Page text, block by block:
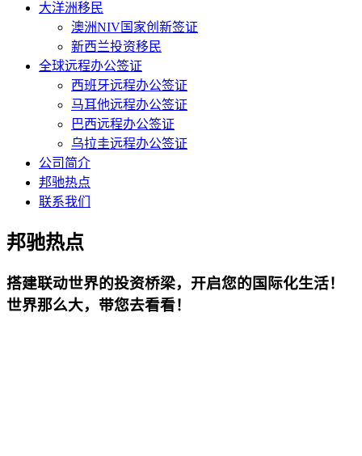
大洋洲移民
澳洲NIV国家创新签证
新西兰投资移民
全球远程办公签证
西班牙远程办公签证
马耳他远程办公签证
巴西远程办公签证
乌拉圭远程办公签证
公司简介
邦驰热点
联系我们
邦驰热点
搭建联动世界的投资桥梁，开启您的国际化生活！
世界那么大，带您去看看！